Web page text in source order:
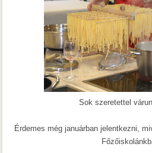
Sok szeretettel
Érdemes még januárban jelentkezni,